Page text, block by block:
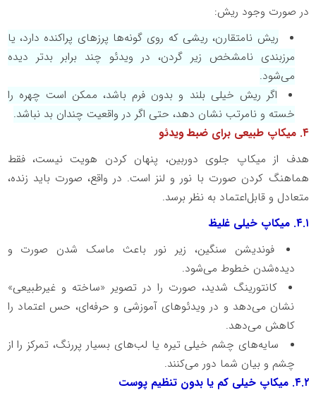
در صورت وجود ریش:
ریش نامتقارن، ریشی که روی گونه‌ها پرزهای پراکنده دارد، یا
مرزبندی نامشخص زیر گردن، در ویدئو چند برابر بدتر دیده
می‌شود.
اگر ریش خیلی بلند و بدون فرم باشد، ممکن است چهره را
خسته و نامرتب نشان دهد، حتی اگر در واقعیت چندان بد نباشد.
۴. میکاپ طبیعی برای ضبط ویدئو
هدف از میکاپ جلوی دوربین، پنهان کردن هویت نیست، فقط
هماهنگ کردن صورت با نور و لنز است. در واقع، صورت باید زنده،
متعادل و قابل‌اعتماد به نظر برسد.
۴.۱. میکاپ خیلی غلیظ
فوندیشن سنگین، زیر نور باعث ماسک شدن صورت و
دیده‌شدن خطوط می‌شود.
کانتورینگ شدید، صورت را در تصویر «ساخته و غیرطبیعی»
نشان می‌دهد و در ویدئوهای آموزشی و حرفه‌ای، حس اعتماد را
کاهش می‌دهد.
سایه‌های چشم خیلی تیره یا لب‌های بسیار پررنگ، تمرکز را از
چشم و بیان شما دور می‌کنند.
۴.۲. میکاپ خیلی کم یا بدون تنظیم پوست